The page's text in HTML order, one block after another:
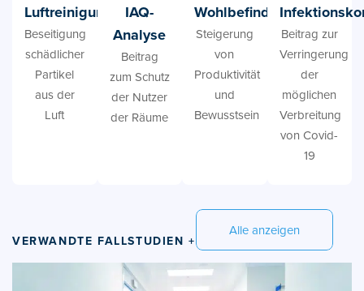
Luftreinigung
Beseitigung
schädlicher
Partikel
aus der
Luft
IAQ-
Analyse
Beitrag
zum Schutz
der Nutzer
der Räume
Wohlbefinden
Steigerung
von
Produktivität
und
Bewusstsein
Beitrag zur
Verringerung
der
möglichen
Verbreitung
von Covid-
19
VERWANDTE FALLSTUDIEN +
Alle anzeigen